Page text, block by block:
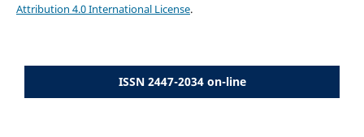
Attribution 4.0 International License.
ISSN 2447-2034 on-line